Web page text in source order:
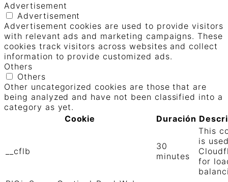
Advertisement
Advertisement
Advertisement cookies are used to provide visitors
with relevant ads and marketing campaigns. These
cookies track visitors across websites and collect
information to provide customized ads.
Others
Others
Other uncategorized cookies are those that are
being analyzed and have not been classified into a
category as yet.
Cookie
Duración
__cflb
30
minutes
This
is
for